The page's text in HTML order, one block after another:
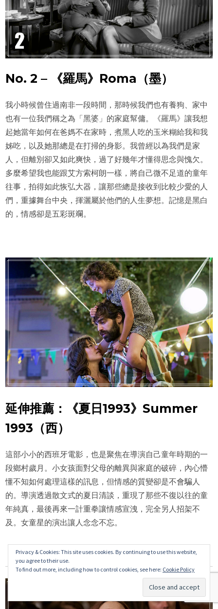
No. 2 – 《羅馬》Roma（墨）
我小時候曾住過南非一段時間，那時候我們也有養狗、家中
也有一位我們稱之為「黑婆」的家庭幫傭。《羅馬》讓我想
起她當年如何在爸媽不在家時，煮黑人吃的玉米糊給我和我
姊吃，以及她那總是在打掃的身影。我曾經以為我們是家
人，但離別卻又如此爽快，過了好幾年才懂得思念與愧欠。
多麼希望我也能跟艾方索柯朗一樣，將自己微不足道的童年
往事，拍得如此恢弘大器，讓那些總是接收到比較少愛的人
們，重據舞台中央，揮灑屬於他們的人生夢想。記憶是黑白
的，情感卻是五彩斑斕。
延伸推薦：《夏日1993》Summer
1993（西）
這部小小的西班牙電影，也是聚焦在導演自己童年時期的一
段鄉村歲月。小女孩面對父母的離異與家庭的破碎，內心懵
懂不知如何處理這樣的訊息，但情感的質變卻是不會騙人
的。導演透過散文式的夏日清談，重現了那些不復以往的童
年純真，最後再來一計重拳讓情感宣洩，完全另人招架不
及。女童星的演出讓人念念不忘。
Privacy & Cookies: This site uses cookies. By continuing to use this website,
you agree to their use.
To find out more, including how to control cookies, see here: Cookie Policy